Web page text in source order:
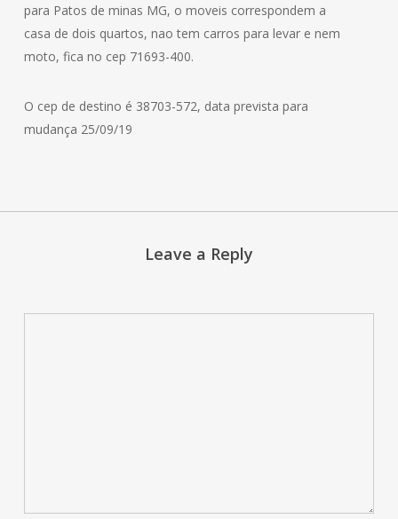
para Patos de minas MG, o moveis correspondem a
casa de dois quartos, nao tem carros para levar e nem
moto, fica no cep 71693-400.
O cep de destino é 38703-572, data prevista para
mudança 25/09/19
Leave a Reply